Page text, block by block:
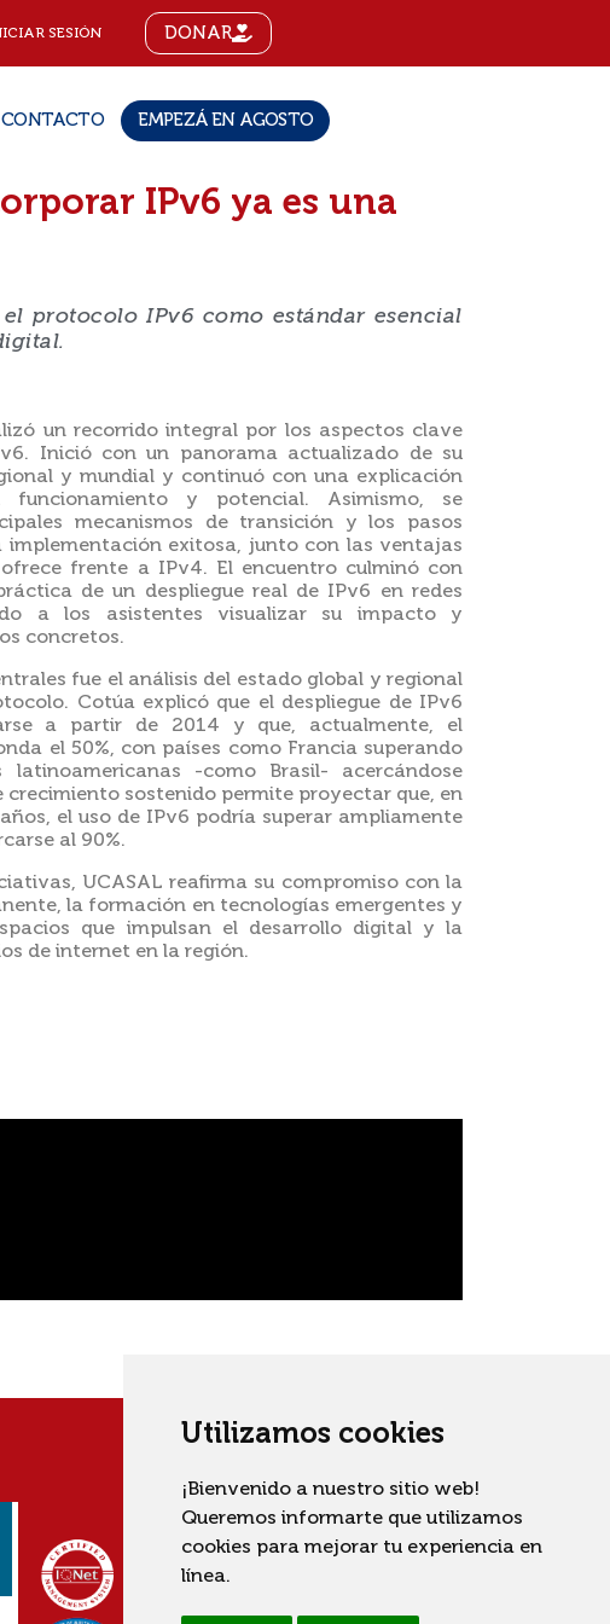
Utilizamos cookies
¡Bienvenido a nuestro sitio web!
Queremos informarte que utilizamos
cookies para mejorar tu experiencia en
línea.
SESIÓN DONAR
CONTACTO EMPEZÁ EN AGOSTO
IPv6 ya es una
protocolo IPv6 como estándar esencial
un recorrido integral por los aspectos clave
Inició con un panorama actualizado de su
y mundial y continuó con una explicación
funcionamiento y potencial. Asimismo, se
mecanismos de transición y los pasos
implementación exitosa, junto con las ventajas
frente a IPv4. El encuentro culminó con
de un despliegue real de IPv6 en redes
a los asistentes visualizar su impacto y
concretos.
fue el análisis del estado global y regional
Cotúa explicó que el despliegue de IPv6
a partir de 2014 y que, actualmente, el
el 50%, con países como Francia superando
-como Brasil- acercándose
crecimiento sostenido permite proyectar que, en
el uso de IPv6 podría superar ampliamente
al 90%.
UCASAL reafirma su compromiso con la
la formación en tecnologías emergentes y
que impulsan el desarrollo digital y la
de internet en la región.